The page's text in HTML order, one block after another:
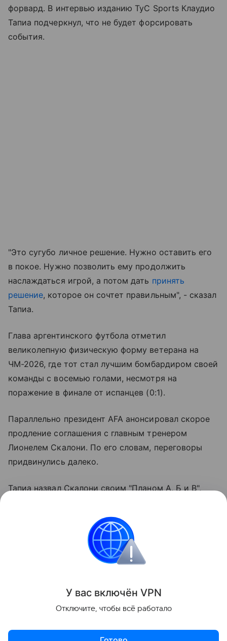
форвард. В интервью изданию TyC Sports Клаудио
Тапиа подчеркнул, что не будет форсировать
события.
"Это сугубо личное решение. Нужно оставить его
в покое. Нужно позволить ему продолжить
наслаждаться игрой, а потом дать принять
решение, которое он сочтет правильным", - сказал
Тапиа.
Глава аргентинского футбола отметил
великолепную физическую форму ветерана на
ЧМ-2026, где тот стал лучшим бомбардиром своей
команды с восемью голами, несмотря на
поражение в финале от испанцев (0:1).
Параллельно президент AFA анонсировал скорое
продление соглашения с главным тренером
Лионелем Скалони. По его словам, переговоры
придвинулись далеко.
Тапиа назвал Скалони своим "Планом А, Б и В",
ключевым фактором успеха последних лет.
Под руководством Скалони Аргентина выиграла
ЧМ-2022 и дошла до финала в 2026 году.
Поделиться
У вас включён VPN
Отключите, чтобы всё работало